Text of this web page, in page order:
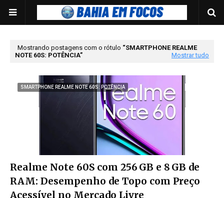
Mostrando postagens com o rótulo
SMARTPHONE REALME
NOTE 60S: POTÊNCIA
Mostrar tudo
SMARTPHONE REALME NOTE 60S: POTÊNCIA
Realme Note 60S com 256 GB e 8 GB de
RAM: Desempenho de Topo com Preço
Acessível no Mercado Livre